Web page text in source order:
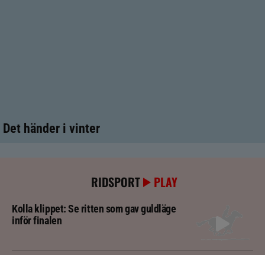
Det händer i vinter
RIDSPORT PLAY
Kolla klippet: Se ritten som gav guldläge
inför finalen